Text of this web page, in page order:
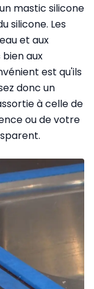
mastic silicone
silicone. Les
et aux
aux
est qu'ils
donc un
à celle de
ou de votre